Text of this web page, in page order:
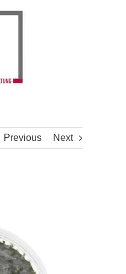
Previous Next